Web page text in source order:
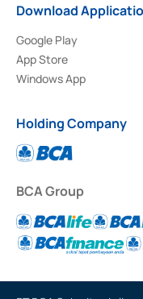
Download
Google Play
App Store
Windows App
Holding Company
BCA Group